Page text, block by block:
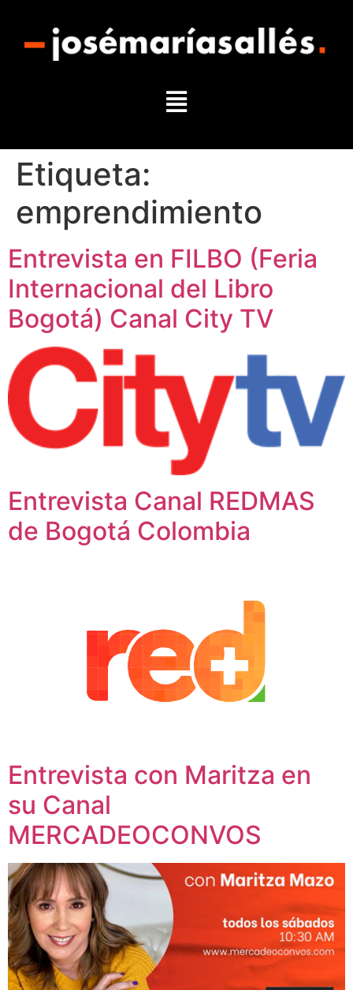
Etiqueta:
emprendimiento
Entrevista en FILBO (Feria
Internacional del Libro
Bogotá) Canal City TV
Entrevista Canal REDMAS
de Bogotá Colombia
Entrevista con Maritza en
su Canal
MERCADEOCONVOS